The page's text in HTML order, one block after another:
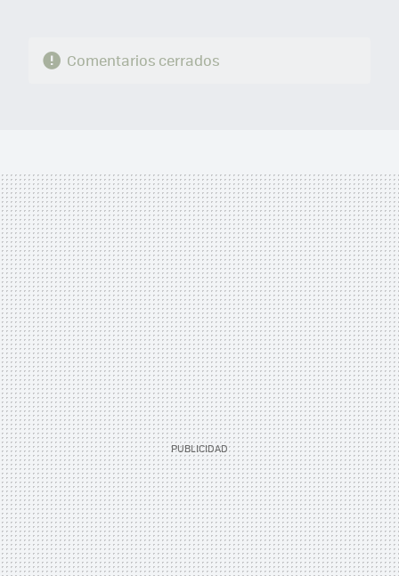
Comentarios cerrados